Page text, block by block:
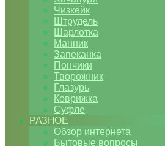
Чизкейк
Штрудель
Шарлотка
Манник
Запеканка
Пончики
Творожник
Глазурь
Коврижка
Суфле
РАЗНОЕ
Обзор интернета
Бытовые вопросы